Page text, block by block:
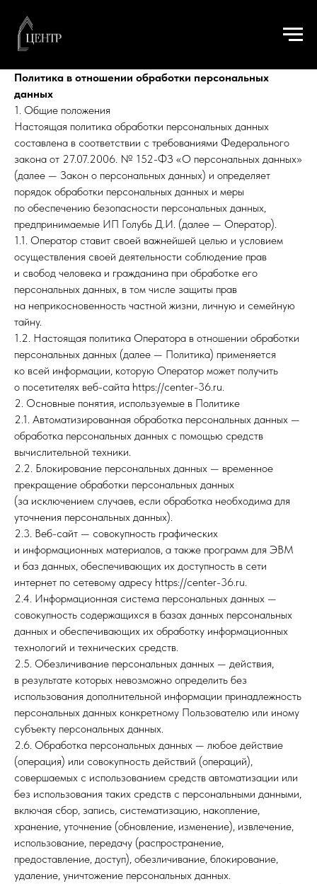
Политика в отношении обработки персональных
данных
1. Общие положения
Настоящая политика обработки персональных данных
составлена в соответствии с требованиями Федерального
закона от 27.07.2006. № 152-ФЗ «О персональных данных»
(далее — Закон о персональных данных) и определяет
порядок обработки персональных данных и меры
по обеспечению безопасности персональных данных,
предпринимаемые ИП Голубь Д.И. (далее — Оператор).
1.1. Оператор ставит своей важнейшей целью и условием
осуществления своей деятельности соблюдение прав
и свобод человека и гражданина при обработке его
персональных данных, в том числе защиты прав
на неприкосновенность частной жизни, личную и семейную
тайну.
1.2. Настоящая политика Оператора в отношении обработки
персональных данных (далее — Политика) применяется
ко всей информации, которую Оператор может получить
о посетителях веб-сайта https://center-36.ru.
2. Основные понятия, используемые в Политике
2.1. Автоматизированная обработка персональных данных —
обработка персональных данных с помощью средств
вычислительной техники.
2.2. Блокирование персональных данных — временное
прекращение обработки персональных данных
(за исключением случаев, если обработка необходима для
уточнения персональных данных).
2.3. Веб-сайт — совокупность графических
и информационных материалов, а также программ для ЭВМ
и баз данных, обеспечивающих их доступность в сети
интернет по сетевому адресу https://center-36.ru.
2.4. Информационная система персональных данных —
совокупность содержащихся в базах данных персональных
данных и обеспечивающих их обработку информационных
технологий и технических средств.
2.5. Обезличивание персональных данных — действия,
в результате которых невозможно определить без
использования дополнительной информации принадлежность
персональных данных конкретному Пользователю или иному
субъекту персональных данных.
2.6. Обработка персональных данных — любое действие
(операция) или совокупность действий (операций),
совершаемых с использованием средств автоматизации или
без использования таких средств с персональными данными,
включая сбор, запись, систематизацию, накопление,
хранение, уточнение (обновление, изменение), извлечение,
использование, передачу (распространение,
предоставление, доступ), обезличивание, блокирование,
удаление, уничтожение персональных данных.